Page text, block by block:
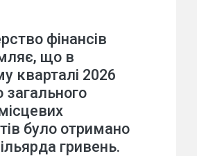
фінансів
що в
кварталі 2026
загального
було отримано
гривень.